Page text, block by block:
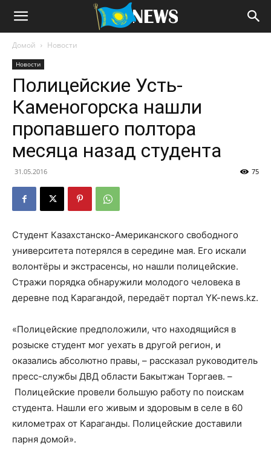
Домой Новости
Новости
Полицейские Усть-
Каменогорска нашли
пропавшего полтора
месяца назад студента
31.05.2016 75
Студент Казахстанско-Американского свободного
университета потерялся в середине мая. Его искали
волонтёры и экстрасенсы, но нашли полицейские.
Стражи порядка обнаружили молодого человека в
деревне под Карагандой, передаёт портал YK-news.kz.
«Полицейские предположили, что находящийся в
розыске студент мог уехать в другой регион, и
оказались абсолютно правы, – рассказал руководитель
пресс-службы ДВД области Бакытжан Торгаев. –
Полицейские провели большую работу по поискам
студента. Нашли его живым и здоровым в селе в 60
километрах от Караганды. Полицейские доставили
парня домой».